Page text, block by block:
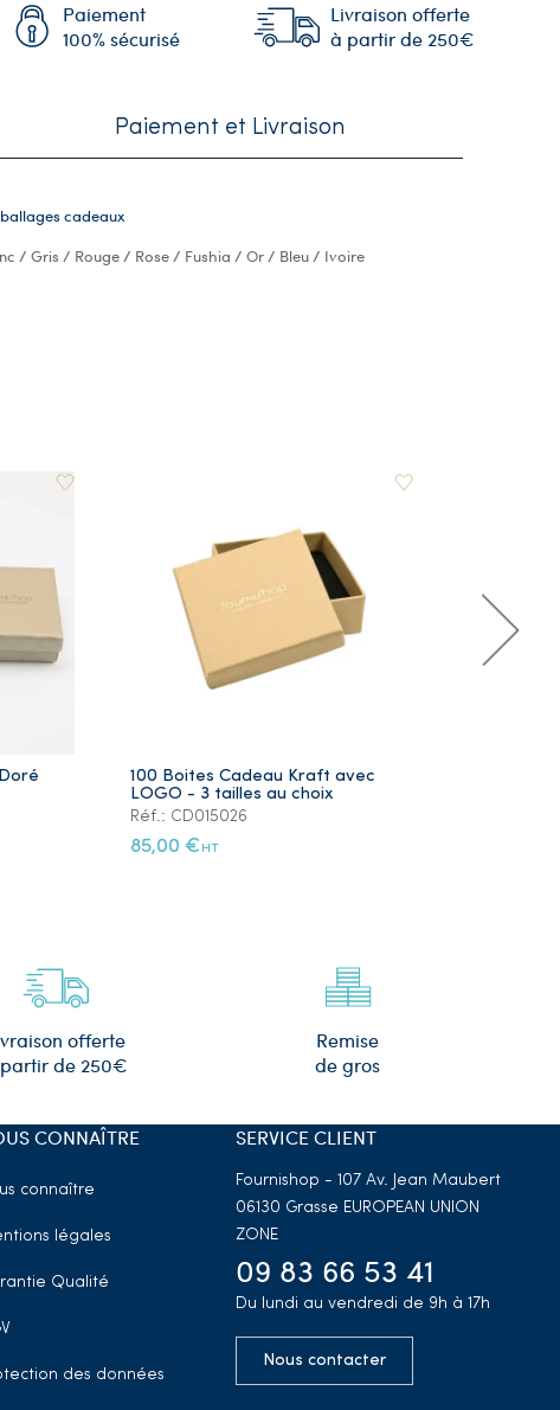
Paiement
100% sécurisé
Livraison offerte
à partir de 250€
Paiement et Livraison
cadeaux
/ Gris / Rouge / Rose / Fushia / Or / Bleu / Ivoire
100 Boites Cadeau Kraft avec
LOGO - 3 tailles au choix
Réf.: CD015026
85,00 € HT
offerte
de 250€
Remise
de gros
CONNAÎTRE
connaître
légales
Qualité
des données
SERVICE CLIENT
Fournishop - 107 Av. Jean Maubert
06130 Grasse EUROPEAN UNION
ZONE
09 83 66 53 41
Du lundi au vendredi de 9h à 17h
Nous contacter